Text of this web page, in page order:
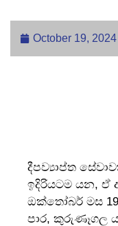
October 19, 2024
දීපව්යාප්ත
ඉදිරියටම යන, ඒ
ඔක්තෝබර් මස 19
පාර, කුරුණෑගල